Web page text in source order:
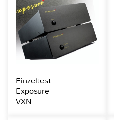
Einzeltest
Exposure
VXN